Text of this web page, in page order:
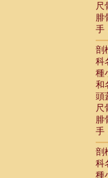
尺
腓
手
剖
科
種
和
頭
尺
腓
手
剖
科
種